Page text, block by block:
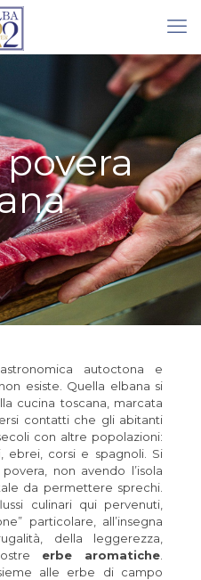
autoctona e
esiste. Quella elbana si
cucina toscana, marcata
contatti che gli abitanti
con altre popolazioni:
ebrei, corsi e spagnoli. Si
non avendo l’isola
da permettere sprechi.
culinari qui pervenuti,
particolare, all’insegna
della leggerezza,
erbe aromatiche
alle erbe di campo